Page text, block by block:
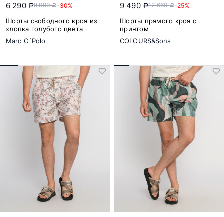
6 290 a8 990a-30%
Шорты свободного кроя из
хлопка голубого цвета
Marc O`Polo
9 490 a12 660a-25%
Шорты прямого кроя с
принтом
COLOURS&Sons